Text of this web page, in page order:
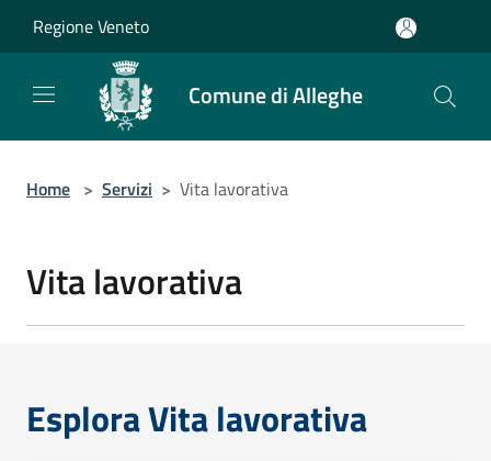
Regione Veneto
Comune di Alleghe
Home > Servizi > Vita lavorativa
Vita lavorativa
Esplora Vita lavorativa